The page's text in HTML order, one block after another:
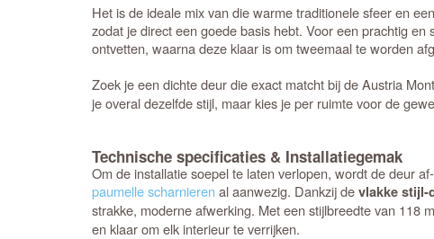
Het is de ideale mix van die warme traditionele sfeer en
zodat je direct een goede basis hebt. Voor een prachtig
ontvetten, waarna deze klaar is om tweemaal te worden
Zoek je een dichte deur die exact matcht bij de Austria
je overal dezelfde stijl, maar kies je per ruimte voor de
Technische specificaties & Installatiegemak
Om de installatie soepel te laten verlopen, wordt de deur
paumelle scharnieren al aanwezig. Dankzij devlakke stijl-
strakke, moderne afwerking. Met een stijlbreedte van 118
en klaar om elk interieur te verrijken.